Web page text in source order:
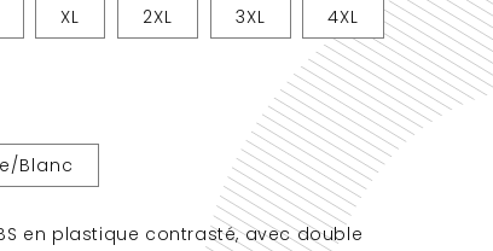
XL 2XL 3XL 4XL
Blanc
en plastique contrasté, avec double